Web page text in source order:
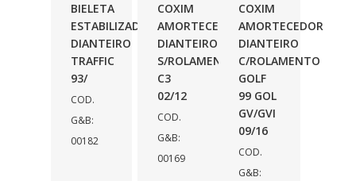
BIELETA
ESTABILIZADOR
DIANTEIRO
TRAFFIC
93/
COD.
G&B:
00182
COXIM
AMORTECEDOR
DIANTEIRO
S/ROLAMENTO
C3
02/12
COD.
G&B:
00169
COXIM
AMORTECEDOR
DIANTEIRO
C/ROLAMENTO
GOLF
99 GOL
GV/GVI
09/16
COD.
G&B: